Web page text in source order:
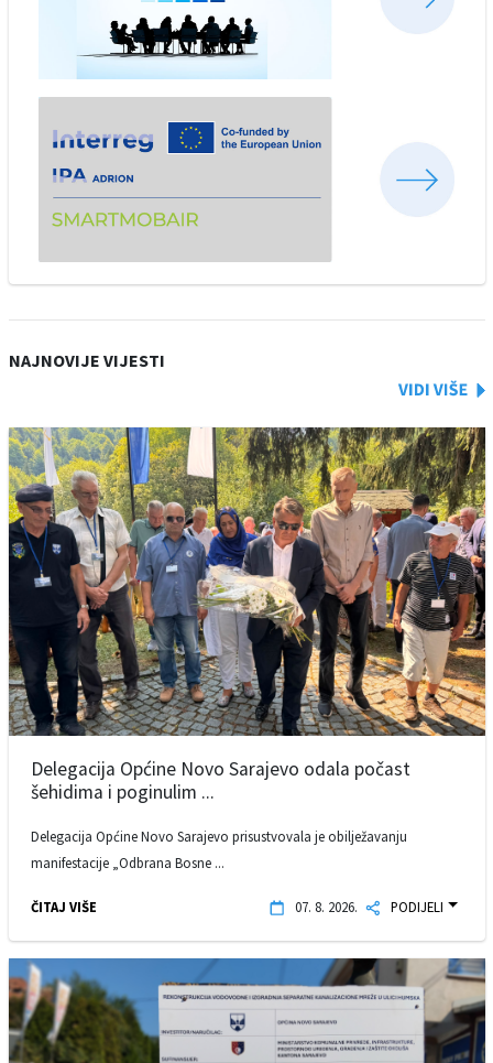
NAJNOVIJE VIJESTI
Delegacija Općine Novo Sarajevo odala počast
šehidima i poginulim ...
Delegacija Općine Novo Sarajevo prisustvovala je obilježavanju
manifestacije „Odbrana Bosne ...
ČITAJ VIŠE 07. 8. 2026. PODIJELI